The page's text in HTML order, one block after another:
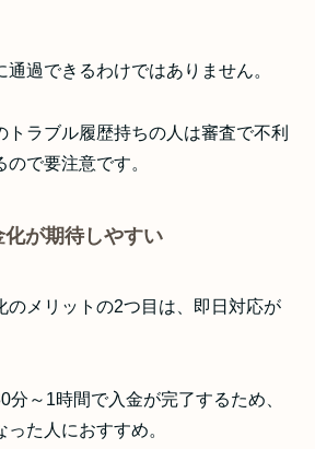
過できるわけではありません。
トラブル履歴持ちの人は審査で不利
で要注意です。
化が期待しやすい
のメリットの2つ目は、即日対応が
分～1時間で入金が完了するため、
た人におすすめ。